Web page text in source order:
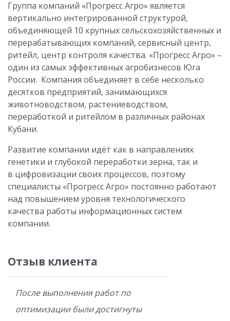
Группа компаний «Прогресс Агро» является
вертикально интегрированной структурой,
объединяющей 10 крупных сельскохозяйственных и
перерабатывающих компаний, сервисный центр,
ритейл, центр контроля качества. «Прогресс Агро» –
один из самых эффективных агробизнесов Юга
России. Компания объединяет в себе несколько
десятков предприятий, занимающихся
животноводством, растениеводством,
переработкой и ритейлом в различных районах
Кубани.
Развитие компании идёт как в направлениях
генетики и глубокой переработки зерна, так и
в цифровизации своих процессов, поэтому
специалисты «Прогресс Агро» постоянно работают
над повышением уровня технологического
качества работы информационных систем
компании.
Отзыв клиента
После выполнения работ по
оптимизации были достигнуты